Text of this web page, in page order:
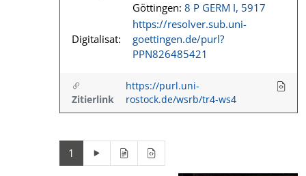
Göttingen: 8 P GERM I, 5917
Digitalisat:
https://resolver.sub.uni-
goettingen.de/purl?
PPN826485421
Zitierlink
https://purl.uni-
rostock.de/wsrb/tr4-ws4
1